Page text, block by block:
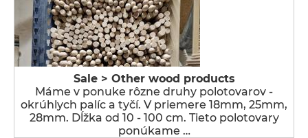
Sale > Other wood products
Máme v ponuke rôzne druhy polotovarov -
okrúhlych palíc a tyčí. V priemere 18mm, 25mm,
28mm. Dĺžka od 10 - 100 cm. Tieto polotovary
ponúkame …